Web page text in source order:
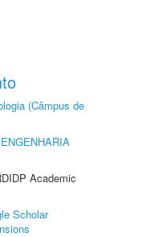
(Câmpus de
Academic
Scholar